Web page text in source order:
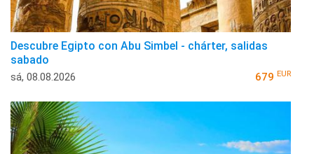
Descubre Egipto con Abu Simbel - chárter, salidas
sabado
sá, 08.08.2026 679 EUR